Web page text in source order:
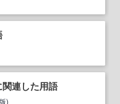
関連した用語
)